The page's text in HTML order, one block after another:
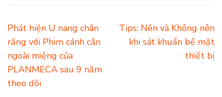
Post
navigation
Phát hiện U nang chân
răng với Phim cánh cắn
ngoài miệng của
PLANMECA sau 9 năm
theo dõi
Tips: Nên và Không nên
khi sát khuẩn bề mặt
thiết bị